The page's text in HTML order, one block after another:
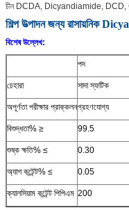
চীন DCDA, Dicyandiamide, DCD,
শিল্প উত্পাদন জন্য রাসায়নিক
বিশেষ উল্লেখ:
পদ
চেহারা সাদা স্ফটিক
অপূর্ণতা পরীক্ষার প্রাক্কলনগ্রহণযোগ্য
বিশুদ্ধতা% ≥ 99.5
শুষ্ক ক্ষতি% ≤ 0.30
অ্যাশ কন্টেন্ট% ≤ 0.05
ক্যালসিয়াম কন্টেন্ট পিপিএম 200